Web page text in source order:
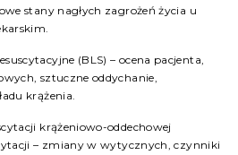
stany nagłych zagrożeń życia u
(BLS) – ocena pacjenta,
sztuczne oddychanie,
krążenia.
krążeniowo-oddechowej
– zmiany w wytycznych, czynniki